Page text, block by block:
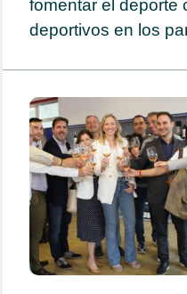
fomentar el deporte
deportivos en los